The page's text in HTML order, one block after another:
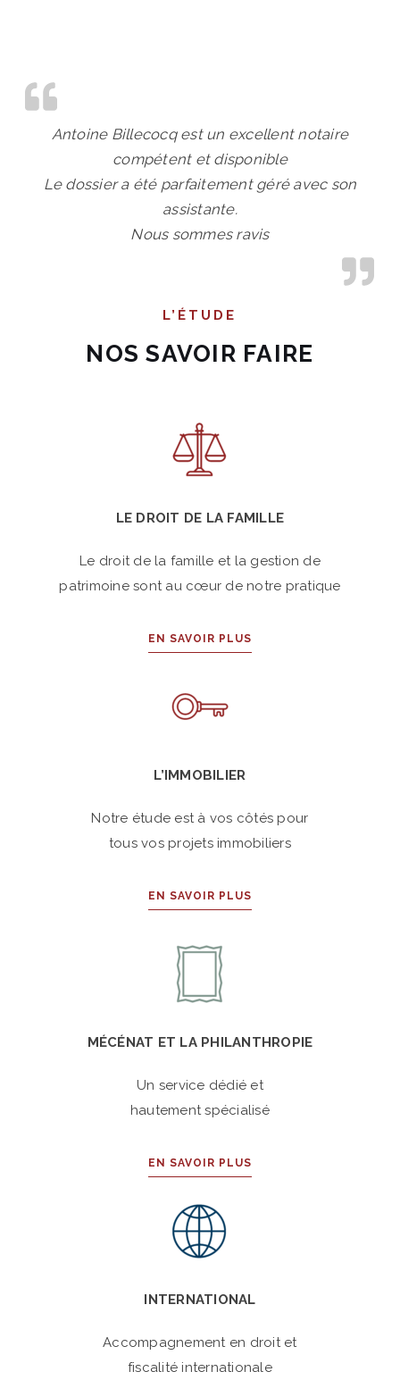
Antoine Billecocq est un excellent notaire
compétent et disponible
Le dossier a été parfaitement géré avec son
assistante.
Nous sommes ravis
L’ÉTUDE
NOS SAVOIR FAIRE
LE DROIT DE LA FAMILLE
Le droit de la famille et la gestion de
patrimoine sont au cœur de notre pratique
EN SAVOIR PLUS
L’IMMOBILIER
Notre étude est à vos côtés pour
tous vos projets immobiliers
EN SAVOIR PLUS
MÉCÉNAT ET LA PHILANTHROPIE
Un service dédié et
hautement spécialisé
EN SAVOIR PLUS
INTERNATIONAL
Accompagnement en droit et
fiscalité internationale